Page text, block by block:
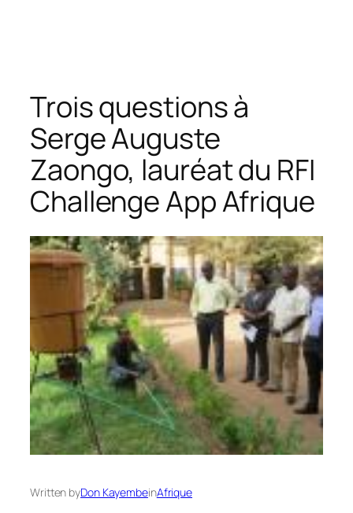
Trois questions à
Serge Auguste
Zaongo, lauréat du RFI
Challenge App Afrique
Written byDon KayembeinAfrique